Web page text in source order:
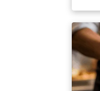
alta
se